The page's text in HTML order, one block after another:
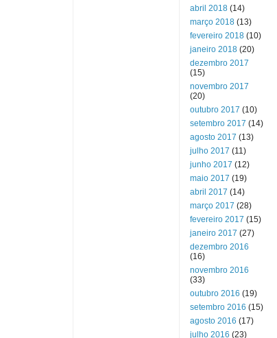
abril 2018 (14)
março 2018 (13)
fevereiro 2018 (10)
janeiro 2018 (20)
dezembro 2017
(15)
novembro 2017
(20)
outubro 2017 (10)
setembro 2017 (14)
agosto 2017 (13)
julho 2017 (11)
junho 2017 (12)
maio 2017 (19)
abril 2017 (14)
março 2017 (28)
fevereiro 2017 (15)
janeiro 2017 (27)
dezembro 2016
(16)
novembro 2016
(33)
outubro 2016 (19)
setembro 2016 (15)
agosto 2016 (17)
julho 2016 (23)